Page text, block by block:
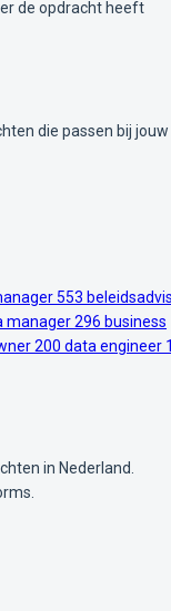
de opdracht heeft
die passen bij jouw
553
manager296 business
200 data engineer
in Nederland.